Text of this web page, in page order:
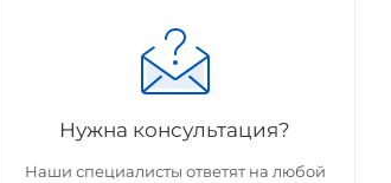
Нужна консультация?
Наши специалисты ответят на любой